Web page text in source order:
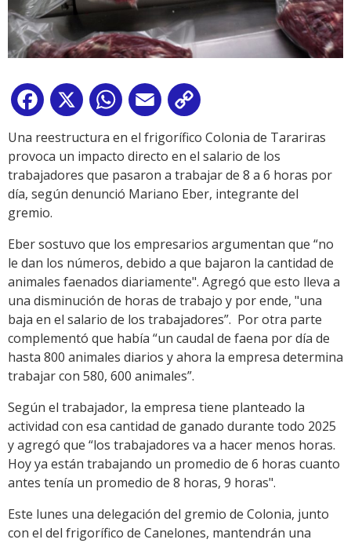
Facebook
X WhatsApp
Email
Link
Una reestructura en el frigorífico Colonia de Tarariras
provoca un impacto directo en el salario de los
trabajadores que pasaron a trabajar de 8 a 6 horas por
día, según denunció Mariano Eber, integrante del
gremio.
Eber sostuvo que los empresarios argumentan que “no
le dan los números, debido a que bajaron la cantidad de
animales faenados diariamente". Agregó que esto lleva a
una disminución de horas de trabajo y por ende, "una
baja en el salario de los trabajadores”. Por otra parte
complementó que había “un caudal de faena por día de
hasta 800 animales diarios y ahora la empresa determina
trabajar con 580, 600 animales”.
Según el trabajador, la empresa tiene planteado la
actividad con esa cantidad de ganado durante todo 2025
y agregó que “los trabajadores va a hacer menos horas.
Hoy ya están trabajando un promedio de 6 horas cuanto
antes tenía un promedio de 8 horas, 9 horas".
Este lunes una delegación del gremio de Colonia, junto
con el del frigorífico de Canelones, mantendrán una